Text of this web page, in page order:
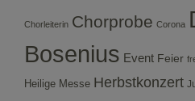
Chorleiterin Chorprobe Corona
Bosenius Event Feier
Heilige Messe Herbstkonzert